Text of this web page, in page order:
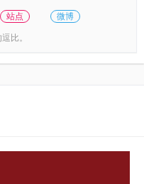
站点 微博
比。